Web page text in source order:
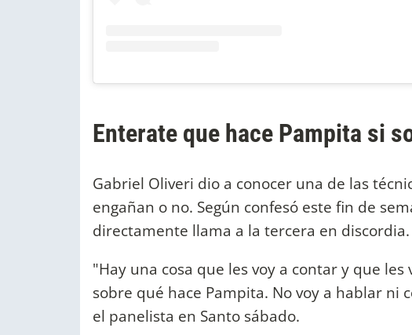
Enterate que hace Pampita si
Gabriel Oliveri dio a conocer una de las
engañan o no. Según confesó este fin de
directamente llama a la tercera en discordia.
"Hay una cosa que les voy a contar y que
sobre qué hace Pampita. No voy a hablar ni
el panelista en Santo sábado.